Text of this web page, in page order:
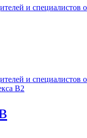
и специалистов
и специалистов
В2